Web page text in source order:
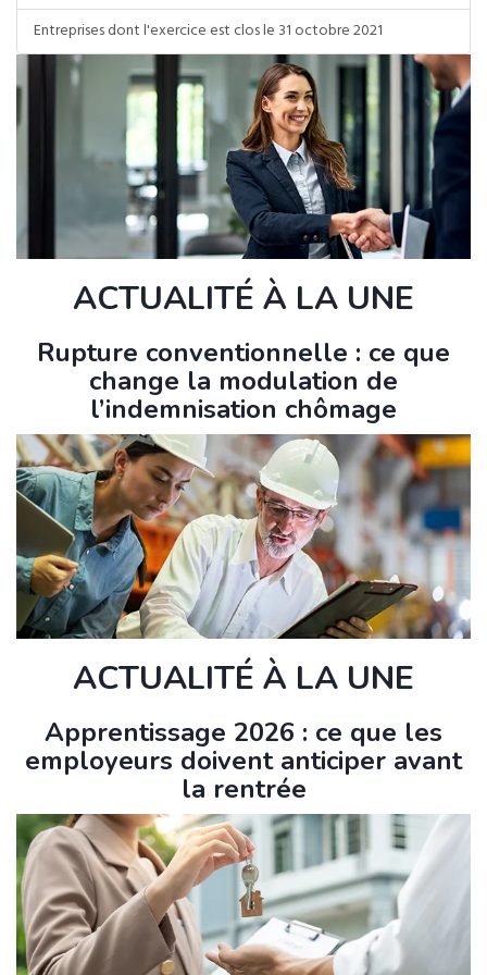
Entreprises dont l'exercice est clos le 31 octobre 2021
ACTUALITÉ À LA UNE
Rupture conventionnelle : ce que
change la modulation de
l’indemnisation chômage
ACTUALITÉ À LA UNE
Apprentissage 2026 : ce que les
employeurs doivent anticiper avant
la rentrée